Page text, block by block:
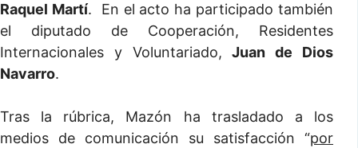
Raquel Martí. En el acto ha participado también
el diputado de Cooperación, Residentes
Internacionales y Voluntariado,Juan de Dios
Navarro.
Tras la rúbrica, Mazón ha trasladado a los
medios de comunicación su satisfacción “por